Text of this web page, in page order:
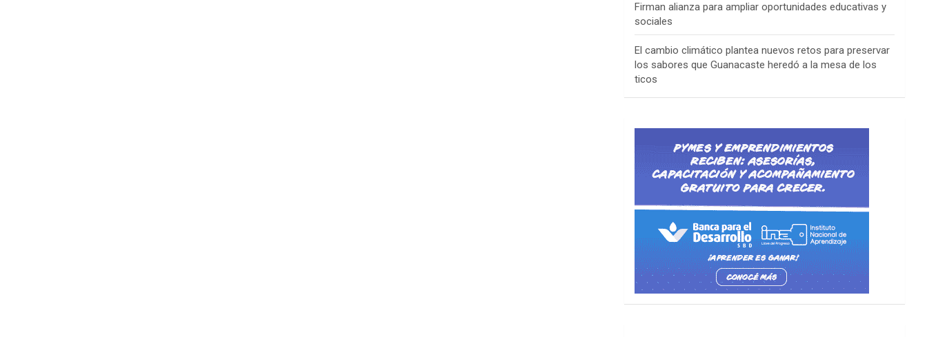
Firman alianza para ampliar oportunidades educativas y
sociales
El cambio climático plantea nuevos retos para preservar
los sabores que Guanacaste heredó a la mesa de los
ticos